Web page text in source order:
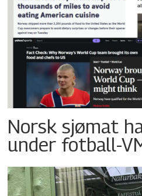
Norsk sjømat
under fotball-